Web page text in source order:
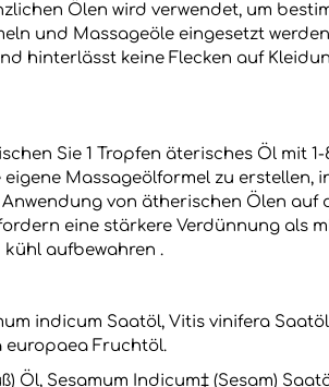
Ölen wird verwendet, um
und Massageöle eingesetzt
hinterlässt keine Flecken auf
Sie 1 Tropfen äterisches Öl mit
Massageölformel zu erstellen,
von ätherischen Ölen auf
eine stärkere Verdünnung als
aufbewahren .
indicum Saatöl, Vitis vinifera
europaea Fruchtöl.
Öl, Sesamum Indicum‡ (Sesam)